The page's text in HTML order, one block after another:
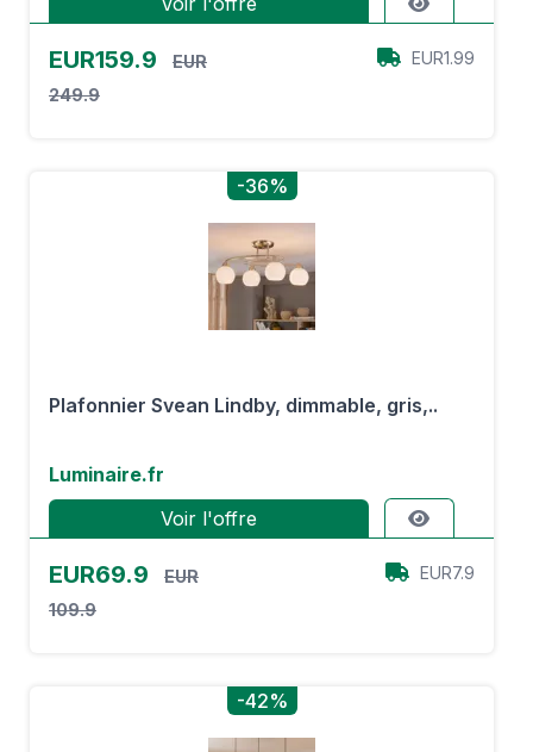
EUR159.9
EUR
249.9
EUR1.99
-36%
Plafonnier Svean Lindby, dimmable, gris,..
Luminaire.fr
Voir l'offre
EUR69.9
EUR
109.9
EUR7.9
-42%